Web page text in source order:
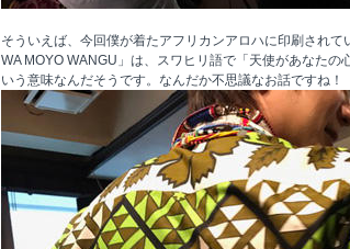
そういえば、今回僕が着たアフリカンアロハに印刷されて
WA MOYO WANGU」は、スワヒリ語で「天使があなたの
いう意味なんだそうです。なんだか不思議なお話ですね！